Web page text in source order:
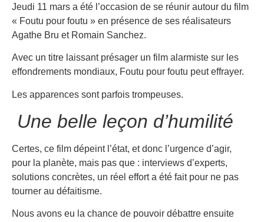
Jeudi 11 mars a été l’occasion de se réunir autour du film
« Foutu pour foutu » en présence de ses réalisateurs
Agathe Bru et Romain Sanchez.
Avec un titre laissant présager un film alarmiste sur les
effondrements mondiaux, Foutu pour foutu peut effrayer.
Les apparences sont parfois trompeuses.
Une belle leçon d’humilité
Certes, ce film dépeint l’état, et donc l’urgence d’agir,
pour la planète, mais pas que : interviews d’experts,
solutions concrètes, un réel effort a été fait pour ne pas
tourner au défaitisme.
Nous avons eu la chance de pouvoir débattre ensuite